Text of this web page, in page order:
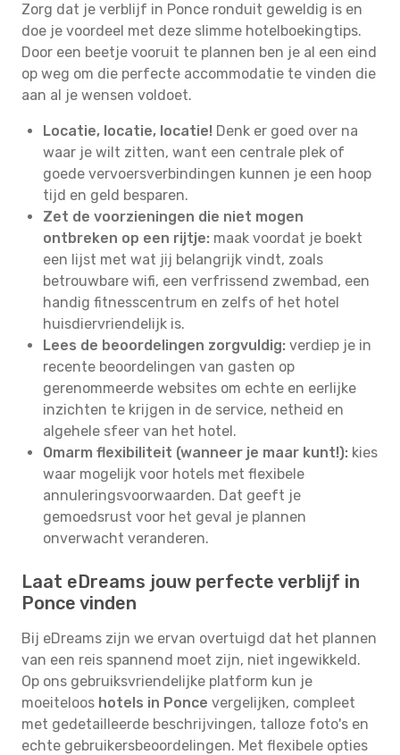
Zorg dat je verblijf in Ponce ronduit geweldig is en
doe je voordeel met deze slimme hotelboekingtips.
Door een beetje vooruit te plannen ben je al een eind
op weg om die perfecte accommodatie te vinden die
aan al je wensen voldoet.
Locatie, locatie, locatie! Denk er goed over na
waar je wilt zitten, want een centrale plek of
goede vervoersverbindingen kunnen je een hoop
tijd en geld besparen.
Zet de voorzieningen die niet mogen
ontbreken op een rijtje: maak voordat je boekt
een lijst met wat jij belangrijk vindt, zoals
betrouwbare wifi, een verfrissend zwembad, een
handig fitnesscentrum en zelfs of het hotel
huisdiervriendelijk is.
Lees de beoordelingen zorgvuldig: verdiep je in
recente beoordelingen van gasten op
gerenommeerde websites om echte en eerlijke
inzichten te krijgen in de service, netheid en
algehele sfeer van het hotel.
Omarm flexibiliteit (wanneer je maar kunt!): kies
waar mogelijk voor hotels met flexibele
annuleringsvoorwaarden. Dat geeft je
gemoedsrust voor het geval je plannen
onverwacht veranderen.
Laat eDreams jouw perfecte verblijf in
Ponce vinden
Bij eDreams zijn we ervan overtuigd dat het plannen
van een reis spannend moet zijn, niet ingewikkeld.
Op ons gebruiksvriendelijke platform kun je
moeiteloos hotels in Ponce vergelijken, compleet
met gedetailleerde beschrijvingen, talloze foto's en
echte gebruikersbeoordelingen. Met flexibele opties